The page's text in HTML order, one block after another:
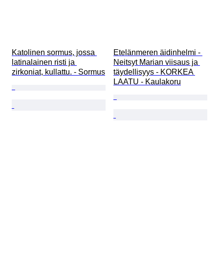
Katolinen sormus, jossa
latinalainen risti ja
zirkoniat, kullattu. - Sormus
Etelänmeren äidinhelmi -
Neitsyt Marian viisaus ja
täydellisyys - KORKEA
LAATU - Kaulakoru